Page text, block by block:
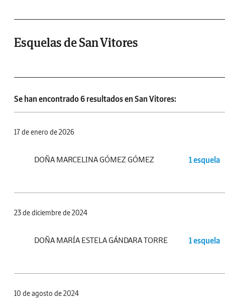
Esquelas de San Vitores
Se han encontrado 6 resultados en San Vitores:
17 de enero de 2026
DOÑA MARCELINA GÓMEZ GÓMEZ 1 esquela
23 de diciembre de 2024
DOÑA MARÍA ESTELA GÁNDARA TORRE 1 esquela
10 de agosto de 2024